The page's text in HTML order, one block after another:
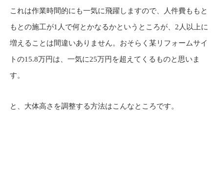
これは作業時間的にも一気に飛躍しますので、人件費ももと
もとの施工が1人で何とかなるかというところが、2人以上に
増えることは間違いありません。おそらく某リフォームサイ
トの15.8万円は、一気に25万円を超えてくるものと思いま
す。
と、大体高さを調整する方法はこんなところです。